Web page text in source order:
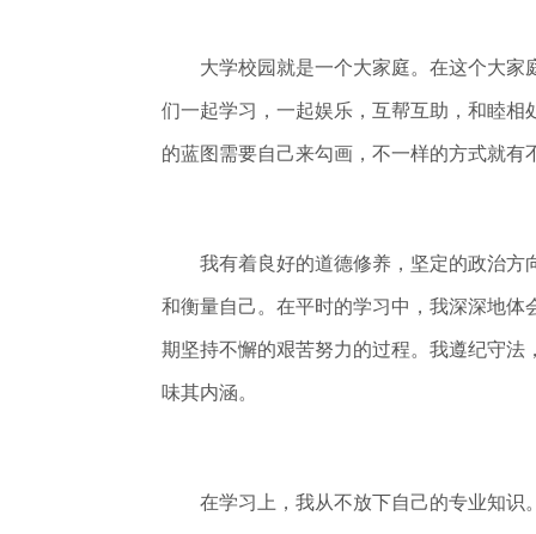
大学校园就是一个大家庭。在这个大家庭
们一起学习，一起娱乐，互帮互助，和睦
的蓝图需要自己来勾画，不一样的方式就有
我有着良好的道德修养，坚定的政治方向
和衡量自己。在平时的学习中，我深深地
期坚持不懈的艰苦努力的过程。我遵纪守
味其内涵。
在学习上，我从不放下自己的专业知识。